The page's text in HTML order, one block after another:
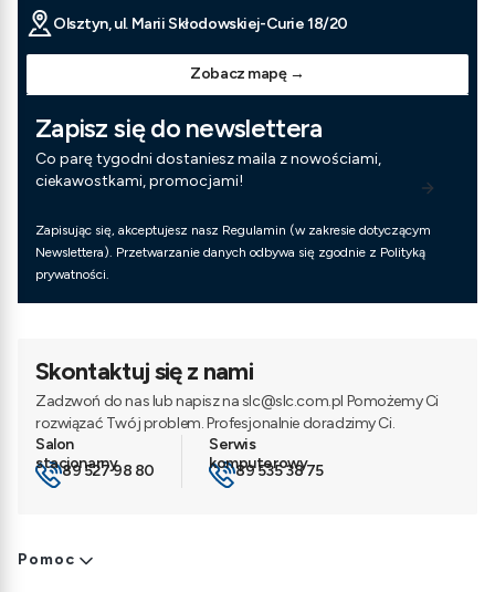
Olsztyn, ul. Marii Skłodowskiej-Curie 18/20
Zobacz mapę →
Zapisz się do newslettera
Co parę tygodni dostaniesz maila z nowościami,
ciekawostkami, promocjami!
Zapisując się, akceptujesz nasz Regulamin (w zakresie dotyczącym
Newslettera). Przetwarzanie danych odbywa się zgodnie z Polityką
prywatności.
Skontaktuj się z nami
Zadzwoń do nas lub napisz na slc@slc.com.pl Pomożemy Ci
rozwiązać Twój problem. Profesjonalnie doradzimy Ci.
89 527 98 80 89 535 38 75
Linki w stopce
Pomoc